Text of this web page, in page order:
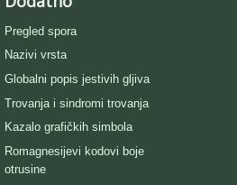
Pregled spora
Nazivi vrsta
Globalni popis jestivih gljiva
Trovanja i sindromi trovanja
Kazalo grafičkih simbola
Romagnesijevi kodovi boje
otrusine